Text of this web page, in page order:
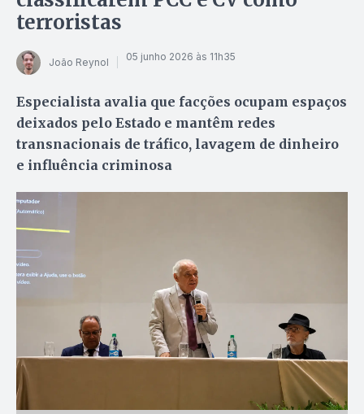
terroristas
João Reynol 05 junho 2026 às 11h35
Especialista avalia que facções ocupam espaços
deixados pelo Estado e mantêm redes
transnacionais de tráfico, lavagem de dinheiro
e influência criminosa